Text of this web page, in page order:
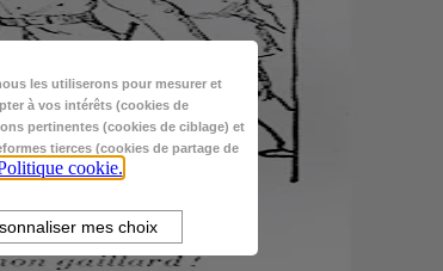
les utiliserons pour mesurer et
à vos intérêts (cookies de
pertinentes (cookies de ciblage) et
tierces (cookies de partage de
cookie.
mes choix